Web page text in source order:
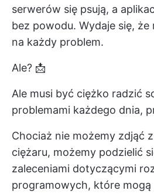
serwerów się psują, a
bez powodu. Wydaje się,
na każdy problem.
Ale? 📩
Ale musi być ciężko radzić
problemami każdego dnia,
Chociaż nie możemy zdjąć z
ciężaru, możemy podzielić
zaleceniami dotyczącymi
programowych, które mogą